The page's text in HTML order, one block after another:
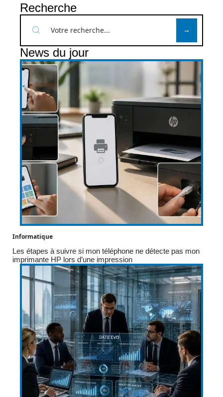
Recherche
News du jour
Informatique
Les étapes à suivre si mon téléphone ne détecte pas mon
imprimante HP lors d’une impression